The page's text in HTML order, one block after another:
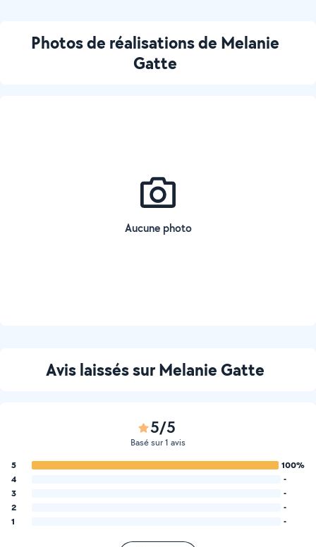
Photos de réalisations de Melanie
Gatte
Aucune photo
Avis laissés sur Melanie Gatte
5/5
Basé sur 1 avis
5
100%
4
-
3
-
2
-
1
-